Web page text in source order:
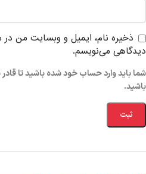
ذخیره نام، ایمیل و وبسایت من در
دیدگاهی می‌نویسم.
شما باید وارد حساب خود شده باشید تا
باشید.